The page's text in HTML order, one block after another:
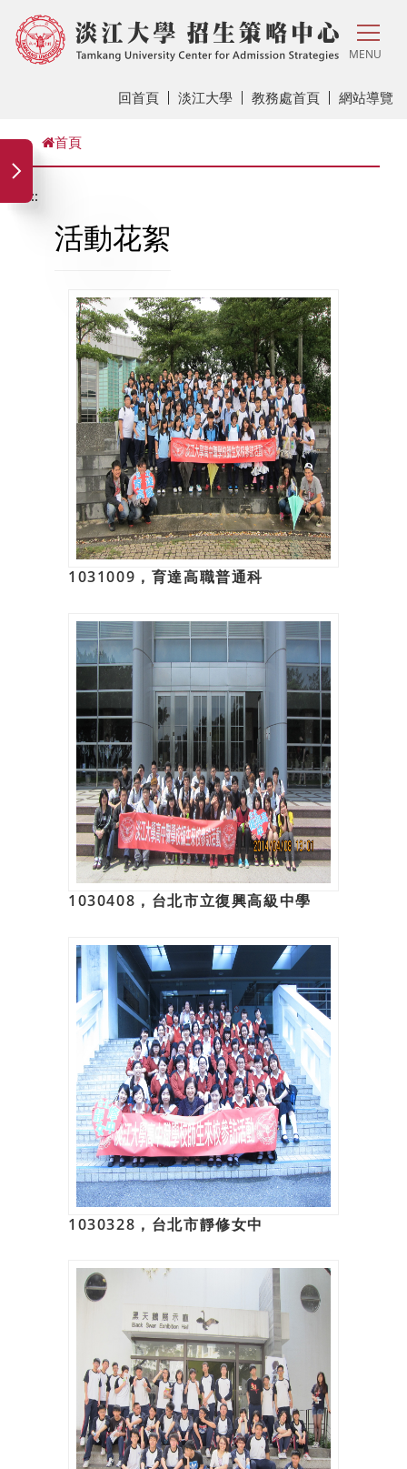
MENU
回首頁 淡江大學 教務處首頁 網站導覽
首頁
:::
活動花絮
1031009，育達高職普通科
1030408，台北市立復興高級中學
1030328，台北市靜修女中